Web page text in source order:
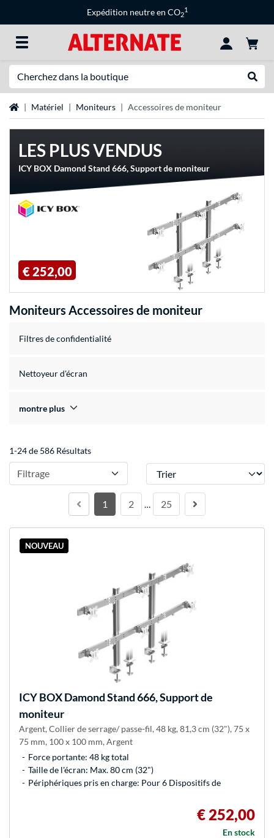
Expédition neutre en CO2
1
Page d'accueil
Matériel Moniteurs Accessoires de moniteur
LES PLUS VENDUS
ICY BOX Damond Stand 666, Support de moniteur
€ 252,00
Moniteurs Accessoires de moniteur
Filtres de confidentialité
Nettoyeur d'écran
montre plus
1-24 de 586 Résultats
Filtrage Trier
1 2 … 25
NOUVEAU
ICY BOXDamond Stand 666, Support de
moniteur
Argent, Collier de serrage/ passe-fil, 48 kg, 81,3 cm (32"), 75 x
75 mm, 100 x 100 mm, Argent
Force portante: 48 kg total
Taille de l'écran: Max. 80 cm (32")
Périphériques pris en charge: Pour 6 Dispositifs de
€ 252,00
En stock